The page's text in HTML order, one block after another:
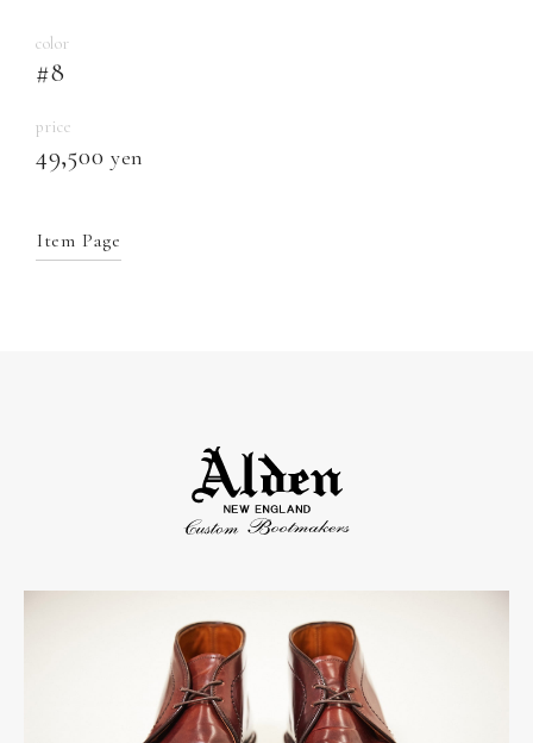
color
#8
price
49,500 yen
Item Page